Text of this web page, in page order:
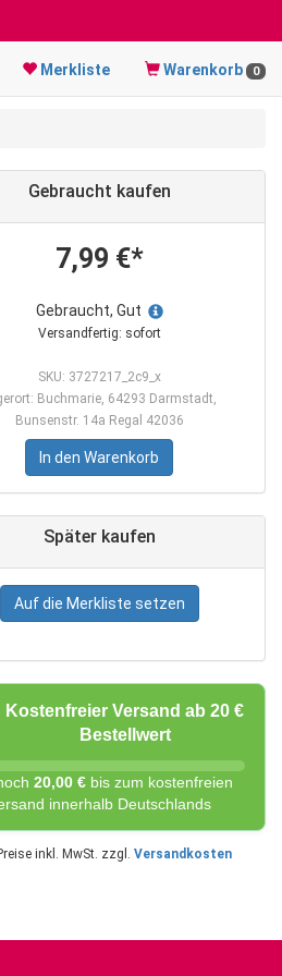
Merkliste Warenkorb 0
Gebraucht kaufen
7,99 €*
Gebraucht, Gut
Versandfertig: sofort
SKU: 3727217_2c9_x
Buchmarie, 64293 Darmstadt,
Bunsenstr. 14a Regal 42036
In den Warenkorb
Später kaufen
Auf die Merkliste setzen
Kostenfreier Versand ab 20 €
Bestellwert
20,00 €bis zum kostenfreien
innerhalb Deutschlands
inkl. MwSt. zzgl. Versandkosten